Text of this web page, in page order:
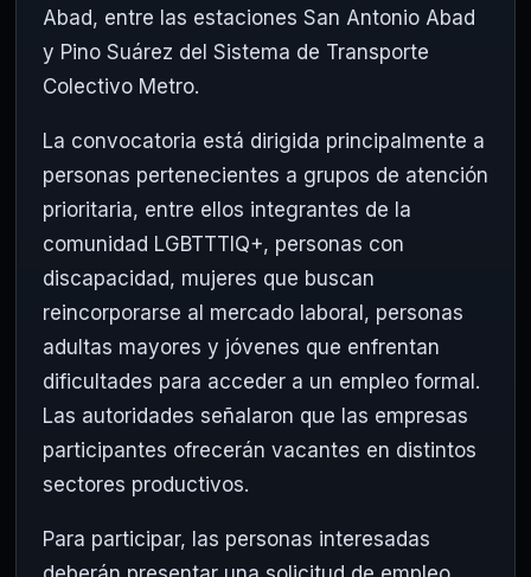
Abad, entre las estaciones San Antonio Abad
y Pino Suárez del Sistema de Transporte
Colectivo Metro.
La convocatoria está dirigida principalmente a
personas pertenecientes a grupos de atención
prioritaria, entre ellos integrantes de la
comunidad LGBTTTIQ+, personas con
discapacidad, mujeres que buscan
reincorporarse al mercado laboral, personas
adultas mayores y jóvenes que enfrentan
dificultades para acceder a un empleo formal.
Las autoridades señalaron que las empresas
participantes ofrecerán vacantes en distintos
sectores productivos.
Para participar, las personas interesadas